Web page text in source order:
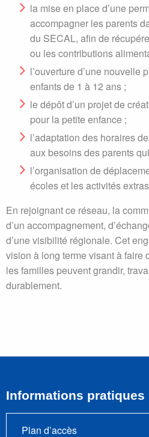
la mise en place d’une
accompagner les parents
du SECAL, afin de
ou les contributions
l’ouverture d’une nouvelle
enfants de 1 à 12 ans ;
le dépôt d’un projet de
pour la petite enfance ;
l’adaptation des horaires
aux besoins des parents
l’organisation de
écoles et les activités
En rejoignant ce réseau, la
d’un accompagnement,
d’une visibilité régionale. Cet
vision à long terme visant à faire
les familles peuvent grandir,
durablement.
Informations pratiques
Plan d’accès